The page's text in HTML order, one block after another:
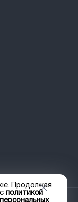
Продолжая
сполитикой